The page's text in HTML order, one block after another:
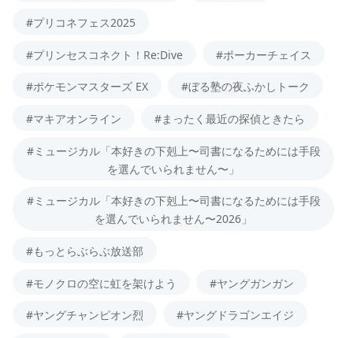
#プリコネフェス2025
#プリンセスコネクト！Re:Dive #ポーカーチェイス
#ポケモンマスターズ EX #ぼる塾の夜ふかしトーク
#マキアオンライン #まったく最近の探偵ときたら
#ミュージカル「本好きの下剋上〜司書になるためには手段
を選んでいられません〜」
#ミュージカル「本好きの下剋上〜司書になるためには手段
を選んでいられません〜2026」
#もっとらぶらぶ放送部
#モノクロの空に虹を架けよう #ヤングガンガン
#ヤングチャンピオン烈 #ヤングドラゴンエイジ